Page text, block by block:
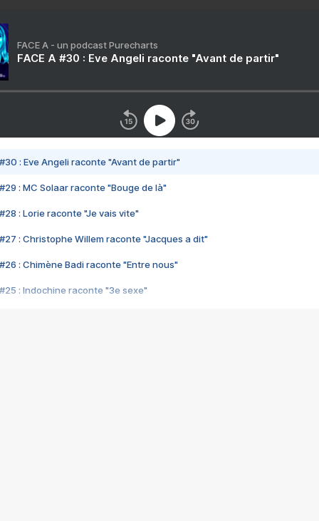
FACE A - un podcast Purecharts
FACE A #30 : Eve Angeli raconte "Avant de partir"
#30 : Eve Angeli raconte "Avant de partir"
#29 : MC Solaar raconte "Bouge de là"
#28 : Lorie raconte "Je vais vite"
#27 : Christophe Willem raconte "Jacques a dit"
#26 : Chimène Badi raconte "Entre nous"
#25 : Indochine raconte "3e sexe"